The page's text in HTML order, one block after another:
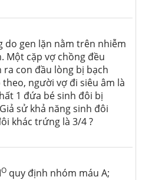
do gen lặn nằm trên nhiễm
Một cặp vợ chồng đều
con đầu lòng bị bạch
người vợ đi siêu âm là
1 đứa bé sinh đôi bị
sử khả năng sinh đôi
khác trứng là 3/4 ?
IO quy định nhóm máu A;